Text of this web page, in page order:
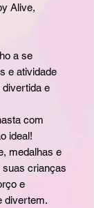
Alive,
a se
e atividade
e
com
ideal!
medalhas e
crianças
e
divertem.